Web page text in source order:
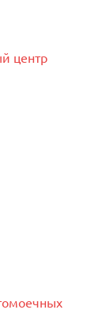
центр